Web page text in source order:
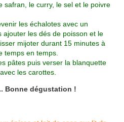
safran, le curry, le sel et le poivre
les échalotes avec un
ajouter les dés de poisson et le
mijoter durant 15 minutes à
temps en temps.
pâtes puis verser la blanquette
les carottes.
Bonne dégustation !